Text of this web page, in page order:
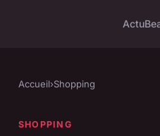
Actu
Accueil›Shopping
SHOPPING